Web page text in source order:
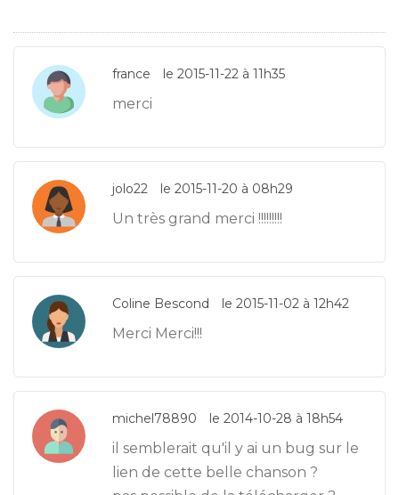
france le 2015-11-22 à 11h35
merci
jolo22 le 2015-11-20 à 08h29
Un très grand merci !!!!!!!!!
Coline Bescond le 2015-11-02 à 12h42
Merci Merci!!!
michel78890 le 2014-10-28 à 18h54
il semblerait qu'il y ai un bug sur le
lien de cette belle chanson ?